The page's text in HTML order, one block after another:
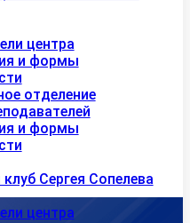
центра
и формы
отделение
и формы
Сергея Сопелева
центра